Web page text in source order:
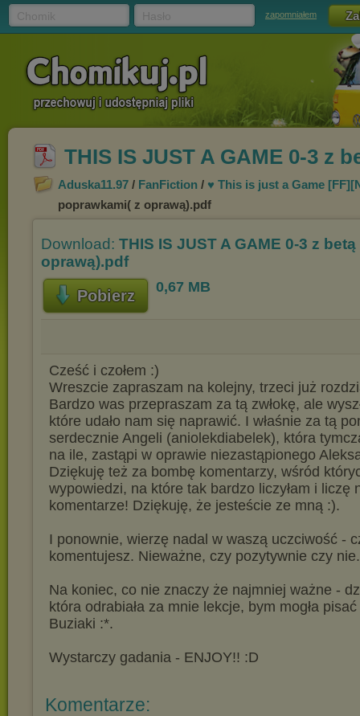
zapomniałem
THIS IS JUST A GAME 0-3 z
Aduska11.97 / FanFiction / ♥ This is just a Game
poprawkami( z oprawą).pdf
Download: THIS IS JUST A GAME 0-3 z
oprawą).pdf
Pobierz 0,67 MB
Cześć i czołem :)
Wreszcie zapraszam na kolejny, trzeci już
Bardzo was przepraszam za tą zwłokę, ale
które udało nam się naprawić. I właśnie za tą
serdecznie Angeli (aniolekdiabelek), która
na ile, zastąpi w oprawie niezastąpionego
Dziękuję też za bombę komentarzy, wśród
wypowiedzi, na które tak bardzo liczyłam i liczę
komentarze! Dziękuję, że jesteście ze mną :).
I ponownie, wierzę nadal w waszą uczciwość -
komentujesz. Nieważne, czy pozytywnie czy nie.
Na koniec, co nie znaczy że najmniej ważne -
która odrabiała za mnie lekcje, bym mogła
Buziaki :*.
Wystarczy gadania - ENJOY!! :D
Komentarze: